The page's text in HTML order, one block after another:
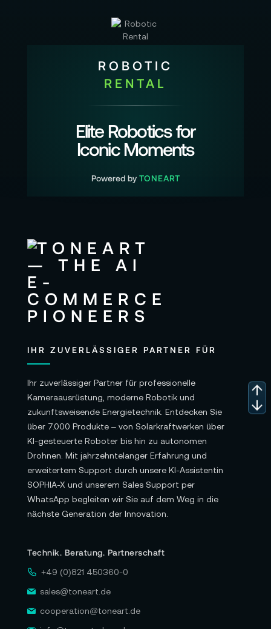
ROBOTIC
RENTAL
Elite Robotics for
Iconic Moments
Powered by TONEART
IHR ZUVERLÄSSIGER PARTNER FÜR
Ihr zuverlässiger Partner für professionelle
Kameraausrüstung, moderne Robotik und
zukunftsweisende Energietechnik. Entdecken Sie
über 7.000 Produkte – von Solarkraftwerken über
KI-gesteuerte Roboter bis hin zu autonomen
Drohnen. Mit jahrzehntelanger Erfahrung und
erweitertem Support durch unsere KI-Assistentin
SOPHIA-X und unserem Sales Support per
WhatsApp begleiten wir Sie auf dem Weg in die
nächste Generation der Innovation.
Technik. Beratung. Partnerschaft
+49 (0)821 450360-0
sales@toneart.de
cooperation@toneart.de